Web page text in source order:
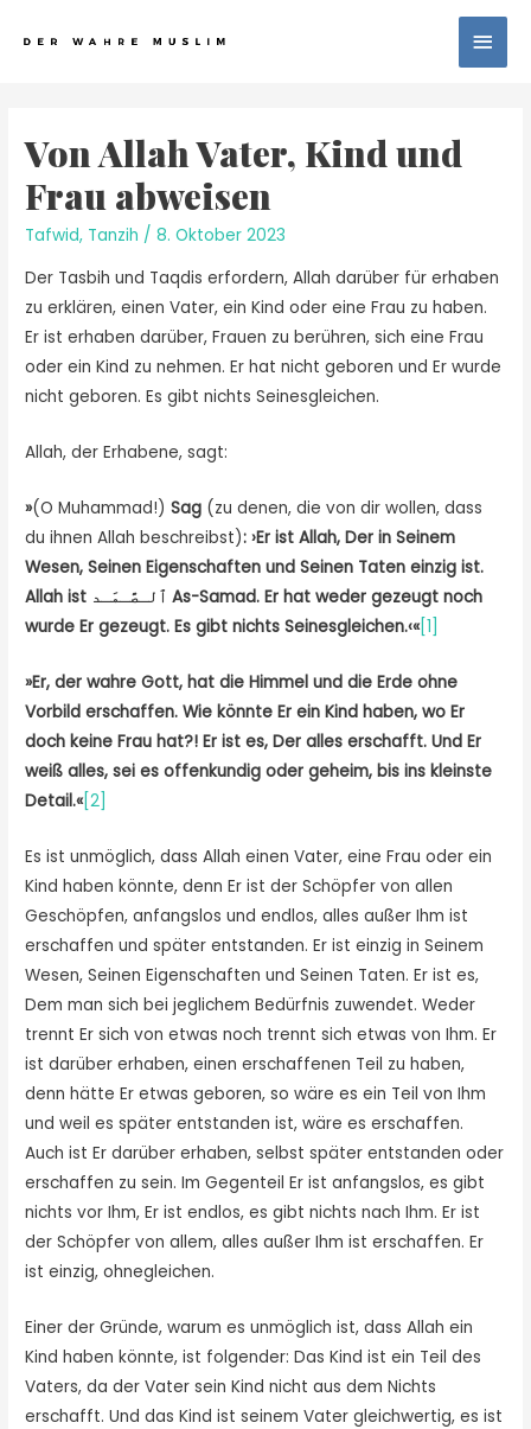
Von Allah Vater, Kind und
Frau abweisen
Tafwid, Tanzih /8. Oktober 2023
Der Tasbih und Taqdis erfordern, Allah darüber für erhaben
zu erklären, einen Vater, ein Kind oder eine Frau zu haben.
Er ist erhaben darüber, Frauen zu berühren, sich eine Frau
oder ein Kind zu nehmen. Er hat nicht geboren und Er wurde
nicht geboren. Es gibt nichts Seinesgleichen.
Allah, der Erhabene, sagt:
»(O Muhammad!)Sag (zu denen, die von dir wollen, dass
du ihnen Allah beschreibst):›Er ist Allah, Der in Seinem
Wesen, Seinen Eigenschaften und Seinen Taten einzig ist.
Allah ist ٱلـصَّـمَـد As-Samad. Er hat weder gezeugt noch
wurde Er gezeugt.Es gibt nichts Seinesgleichen.‹«[1]
»Er, der wahre Gott, hat die Himmel und die Erde ohne
Vorbild erschaffen. Wie könnte Er ein Kind haben, wo Er
doch keine Frau hat?! Er ist es, Der alles erschafft. Und Er
weiß alles, sei es offenkundig oder geheim, bis ins kleinste
Detail.«[2]
Es ist unmöglich, dass Allah einen Vater, eine Frau oder ein
Kind haben könnte, denn Er ist der Schöpfer von allen
Geschöpfen, anfangslos und endlos, alles außer Ihm ist
erschaffen und später entstanden. Er ist einzig in Seinem
Wesen, Seinen Eigenschaften und Seinen Taten. Er ist es,
Dem man sich bei jeglichem Bedürfnis zuwendet. Weder
trennt Er sich von etwas noch trennt sich etwas von Ihm. Er
ist darüber erhaben, einen erschaffenen Teil zu haben,
denn hätte Er etwas geboren, so wäre es ein Teil von Ihm
und weil es später entstanden ist, wäre es erschaffen.
Auch ist Er darüber erhaben, selbst später entstanden oder
erschaffen zu sein. Im Gegenteil Er ist anfangslos, es gibt
nichts vor Ihm, Er ist endlos, es gibt nichts nach Ihm. Er ist
der Schöpfer von allem, alles außer Ihm ist erschaffen. Er
ist einzig, ohnegleichen.
Einer der Gründe, warum es unmöglich ist, dass Allah ein
Kind haben könnte, ist folgender: Das Kind ist ein Teil des
Vaters, da der Vater sein Kind nicht aus dem Nichts
erschafft. Und das Kind ist seinem Vater gleichwertig, es ist